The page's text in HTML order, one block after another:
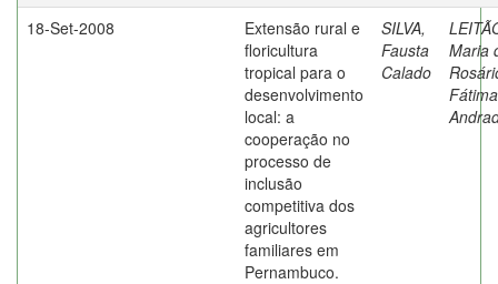
18-Set-2008
Extensão rural e
floricultura
tropical para o
desenvolvimento
local: a
cooperação no
processo de
inclusão
competitiva dos
agricultores
familiares em
Pernambuco.
SILVA,
Fausta
Calado
Maria
Fátima